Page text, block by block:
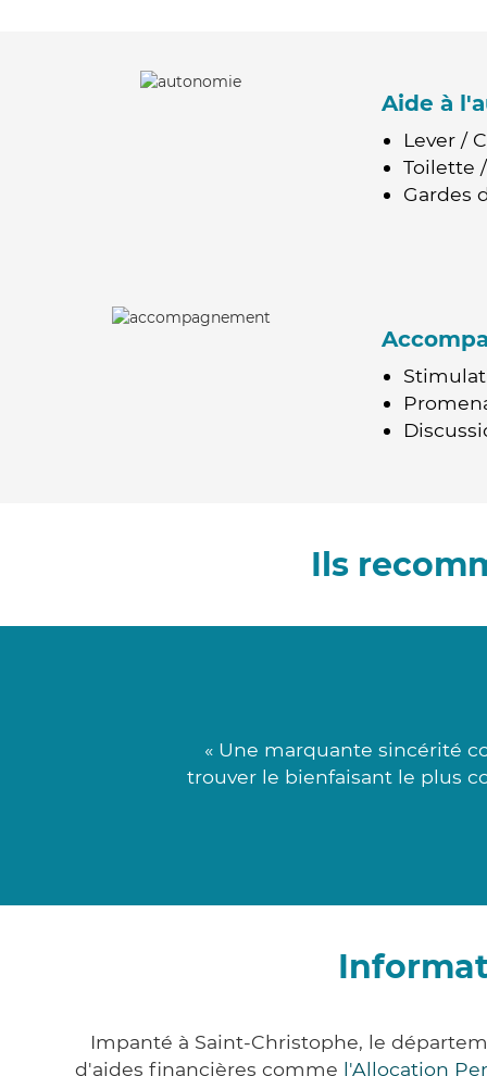
Aide à
Lever /
Toilette
Gardes
Ils
« Une marquante sincérité
trouver le bienfaisant le plus
Impanté à Saint-Christophe, le
d'aides financières comme l'Allocation